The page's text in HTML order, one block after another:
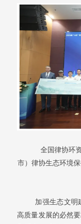
全国律协环
市）律协生态环境
加强生态文明
高质量发展的必然